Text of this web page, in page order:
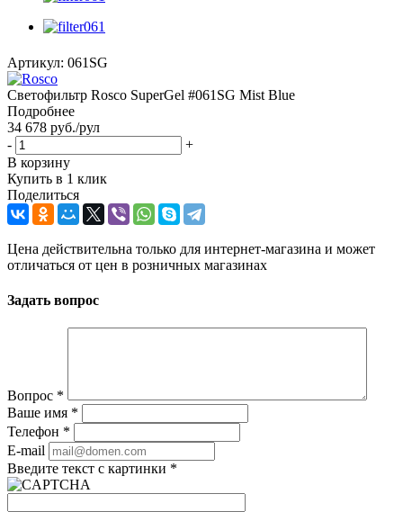
Артикул: 061SG
Светофильтр Rosco SuperGel #061SG Mist Blue
Подробнее
34 678 руб./рул
-
+
В корзину
Купить в 1 клик
Поделиться
Цена действительна только для интернет-магазина и может
отличаться от цен в розничных магазинах
Задать вопрос
Вопрос *
Ваше имя *
Телефон *
E-mail
Введите текст с картинки *